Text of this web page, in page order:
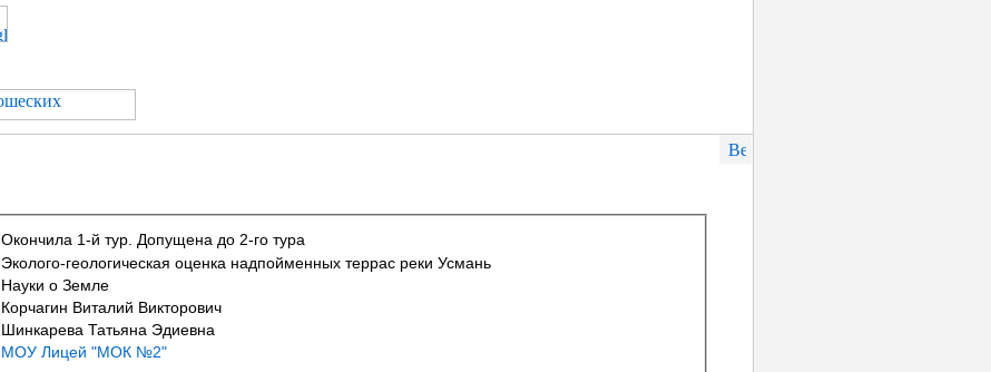
Окончила 1-й тур. Допущена до 2-го тура
Эколого-геологическая оценка надпойменных террас реки Усмань
Науки о Земле
Корчагин Виталий Викторович
Шинкарева Татьяна Эдиевна
МОУ Лицей "МОК №2"